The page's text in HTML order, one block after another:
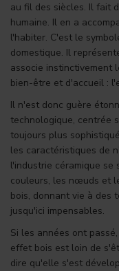
au fil des siècles. Il fait
humaine. Il en a
l'habiter. C'est le
domestique. Il
associe instinctivement
bien-être et d'accueil :
Il n'est donc guère
technologique, centrée
toujours plus
les caractéristiques de
l'industrie céramique
couleurs, les nœuds et
bois, donnant vie à des
jusqu'ici impensables.
Si les années ont
effet bois est loin de
dire qu'elle s'est